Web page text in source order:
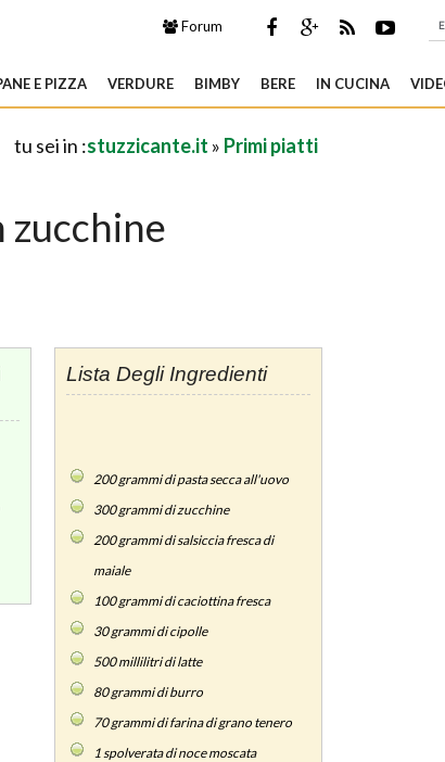
Forum
E PIZZA VERDURE BIMBY BERE IN CUCINA
tu sei in :stuzzicante.it » Primi piatti
zucchine
Lista Degli Ingredienti
200grammi di pasta secca all'uovo
300grammi di zucchine
200grammi di salsiccia fresca di
maiale
100grammi di caciottina fresca
30grammi di cipolle
500millilitri di latte
80grammi di burro
70grammi di farina di grano tenero
1spolverata di noce moscata